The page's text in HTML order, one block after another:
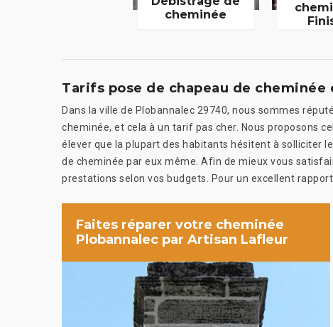
cheminée
Tarifs pose de chapeau de
Dans la ville de Plobannalec 29740, nous sommes
cheminée, et cela à un tarif pas cher. Nous proposons
élever que la plupart des habitants hésitent à solliciter
de cheminée par eux même. Afin de mieux vous
prestations selon vos budgets. Pour un excellent
Faites réparer votre cheminée
Plobannalec par Artisan Lafleur